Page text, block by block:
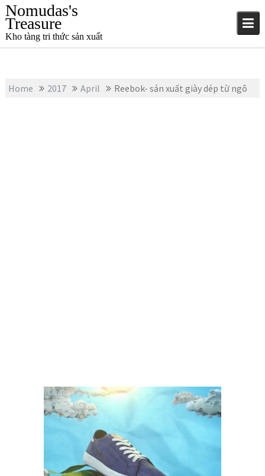
p
Nomudas's
Treasure
Kho tàng tri thức sản xuất
Home 2017 April Reebok- sản xuất giày dép từ ngô
11/04/2017
trungmaster5
Công nghệ,Môi
Vật Liệu